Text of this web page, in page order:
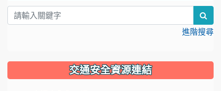
進階搜尋
交通安全資源連結